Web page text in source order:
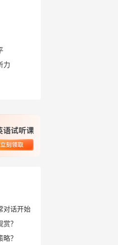
力
对话开始
？
？